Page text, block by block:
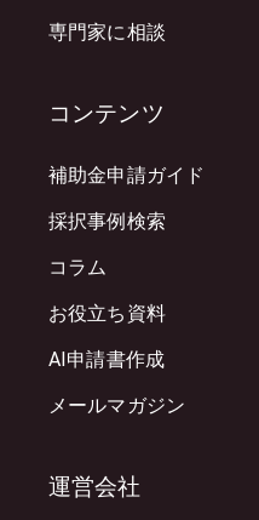
専門家に相談
コンテンツ
補助金申請ガイド
採択事例検索
コラム
お役立ち資料
AI申請書作成
メールマガジン
運営会社